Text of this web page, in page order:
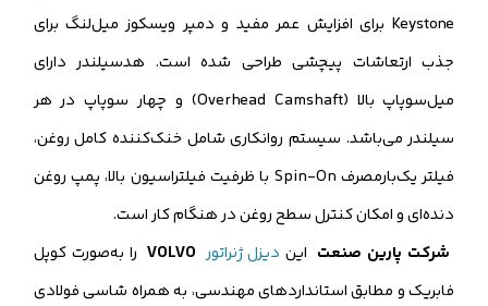
Keystone برای افزایش عمر مفید و دمپر ویسکوز میل‌لنگ برای
جذب ارتعاشات پیچشی طراحی شده است. هدسیلندر دارای
میل‌سوپاپ بالا (Overhead Camshaft) و چهار سوپاپ در هر
سیلندر می‌باشد. سیستم روانکاری شامل خنک‌کننده کامل روغن،
فیلتر یک‌بارمصرف Spin-On با ظرفیت فیلتراسیون بالا، پمپ روغن
دنده‌ای و امکان کنترل سطح روغن در هنگام کار است.
شرکت پارین صنعت این دیزل ژنراتور VOLVO را به‌صورت کوپل
فابریک و مطابق استانداردهای مهندسی، به همراه شاسی فولادی